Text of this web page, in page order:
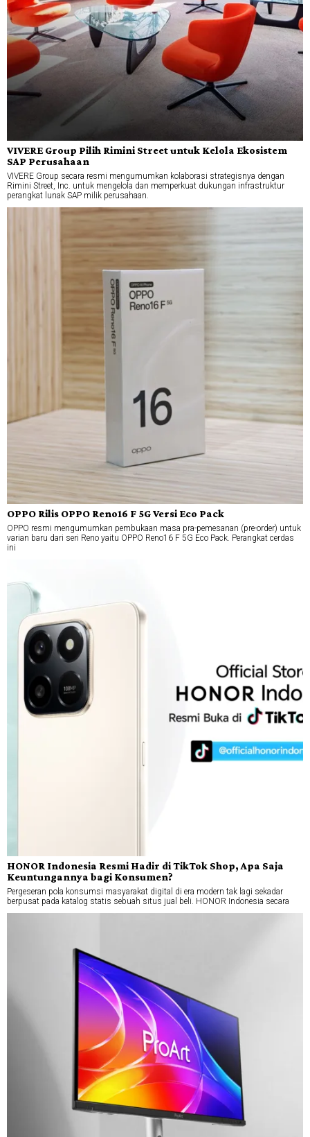
VIVERE Group Pilih Rimini Street untuk Kelola Ekosistem
SAP Perusahaan
VIVERE Group secara resmi mengumumkan kolaborasi strategisnya dengan
Rimini Street, Inc. untuk mengelola dan memperkuat dukungan infrastruktur
perangkat lunak SAP milik perusahaan.
OPPO Rilis OPPO Reno16 F 5G Versi Eco Pack
OPPO resmi mengumumkan pembukaan masa pra-pemesanan (pre-order) untuk
varian baru dari seri Reno yaitu OPPO Reno16 F 5G Eco Pack. Perangkat cerdas
ini
HONOR Indonesia Resmi Hadir di TikTok Shop, Apa Saja
Keuntungannya bagi Konsumen?
Pergeseran pola konsumsi masyarakat digital di era modern tak lagi sekadar
berpusat pada katalog statis sebuah situs jual beli. HONOR Indonesia secara